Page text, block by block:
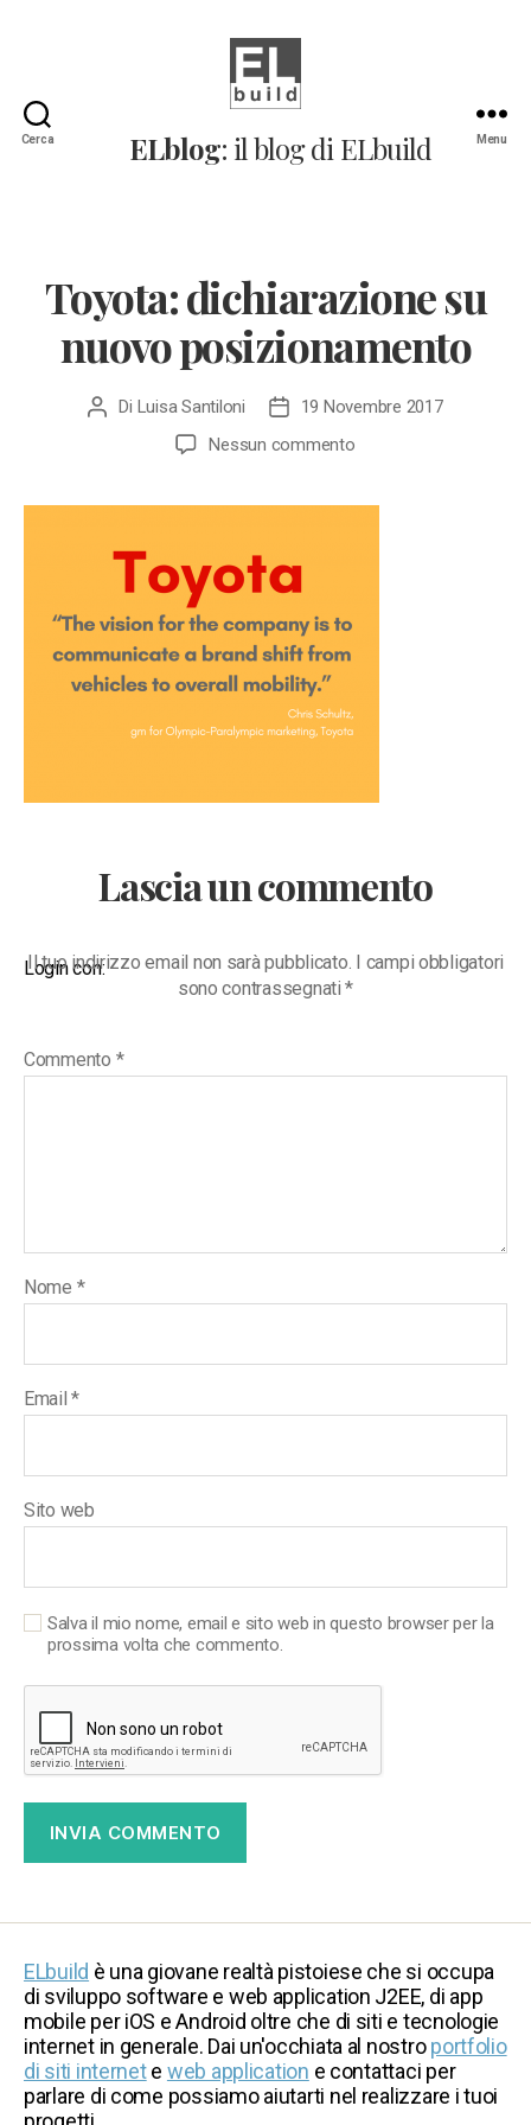
Cerca
Il
blog
ELblog: il blog di ELbuild Menu
Toyota: dichiarazione su
nuovo posizionamento
Autore
Di Luisa Santiloni
Data
dell'articolo
19 Novembre 2017
Nessun commentosu
Lascia un commento
Login con:
Il tuo indirizzo email non sarà pubblicato. I campi obbligatori
sono contrassegnati*
Commento *
Nome *
Email*
Sito web
Salva il mio nome, email e sito web in questo browser per la
prossima volta che commento.
ELbuild è una giovane realtà pistoiese che si occupa
di sviluppo software e web application J2EE, di app
mobile per iOS e Android oltre che di siti e tecnologie
internet in generale. Dai un'occhiata al nostroportfolio
di siti internete web application e contattaci per
parlare di come possiamo aiutarti nel realizzare i tuoi